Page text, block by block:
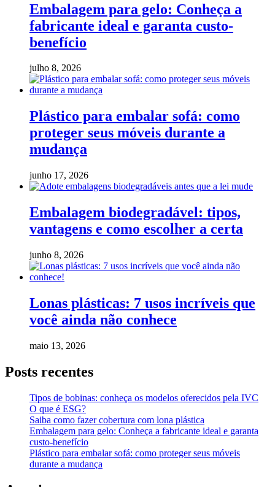
Embalagem para gelo: Conheça a
fabricante ideal e garanta custo-
benefício
julho 8, 2026
Plástico para embalar sofá: como
proteger seus móveis durante a
mudança
junho 17, 2026
Embalagem biodegradável: tipos,
vantagens e como escolher a certa
junho 8, 2026
Lonas plásticas: 7 usos incríveis que
você ainda não conhece
maio 13, 2026
Posts recentes
Tipos de bobinas: conheça os modelos oferecidos pela IVC
O que é ESG?
Saiba como fazer cobertura com lona plástica
Embalagem para gelo: Conheça a fabricante ideal e garanta
custo-benefício
Plástico para embalar sofá: como proteger seus móveis
durante a mudança